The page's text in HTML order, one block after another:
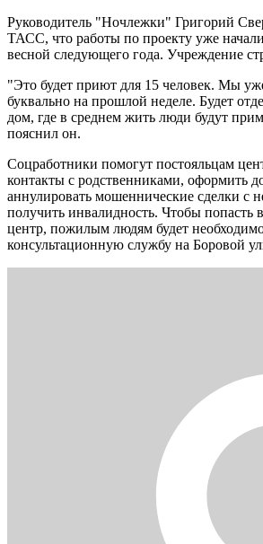
Руководитель "Ночлежки" Григорий
ТАСС, что работы по проекту уже
весной следующего года. Учреждение
"Это будет приют для 15 человек. Мы
буквально на прошлой неделе. Будет
дом, где в среднем жить люди будут
пояснил он.
Соцработники помогут постояльцам
контакты с родственниками, оформить
аннулировать мошеннические сделки с
получить инвалидность. Чтобы попасть
центр, пожилым людям будет необходимо
консультационную службу на Боровой